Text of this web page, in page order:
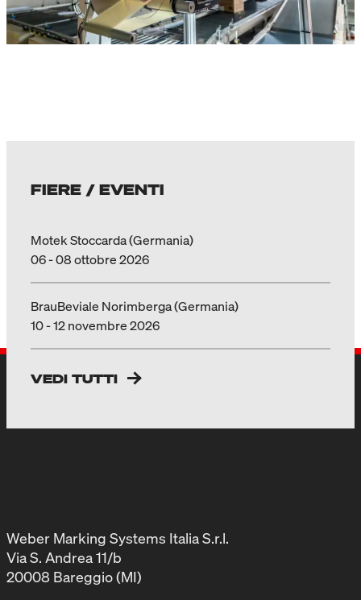
FIERE / EVENTI
Motek Stoccarda (Germania)
06 - 08 ottobre 2026
BrauBeviale Norimberga (Germania)
10 - 12 novembre 2026
VEDI TUTTI
Weber Marking Systems Italia S.r.l.
Via S. Andrea 11/b
20008 Bareggio (MI)